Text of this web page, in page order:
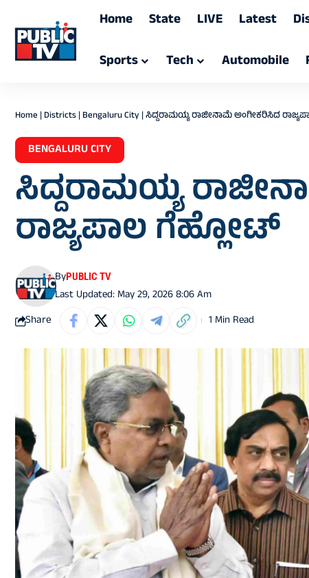
Home State LIVE Latest
Sports
Tech Automobile
Home |Districts|Bengaluru City |ಸಿದ್ದರಾಮಯ್ಯ ರಾಜೀನಾಮೆ ಅಂಗೀಕರಿಸಿದ
BENGALURU CITY
ಸಿದ್ದರಾಮಯ್ಯ
ರಾಜ್ಯಪಾಲ ಗೆಹ್ಲೋಟ್
Last Updated: May 29, 2026 8:06 Am
ByPUBLIC TV
Share 1 Min Read